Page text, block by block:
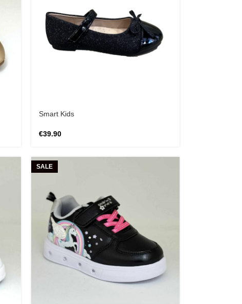
Smart Kids
€39.90
SALE